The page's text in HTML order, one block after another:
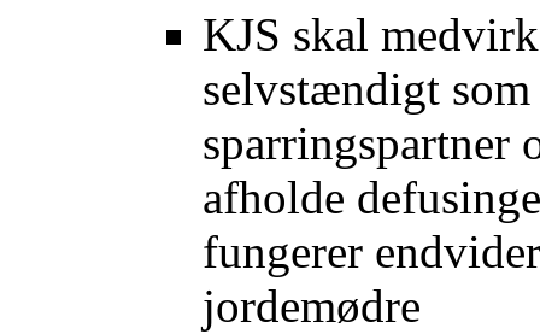
KJS skal
selvstændigt
sparringspartner
afholde
fungerer
jordemødre